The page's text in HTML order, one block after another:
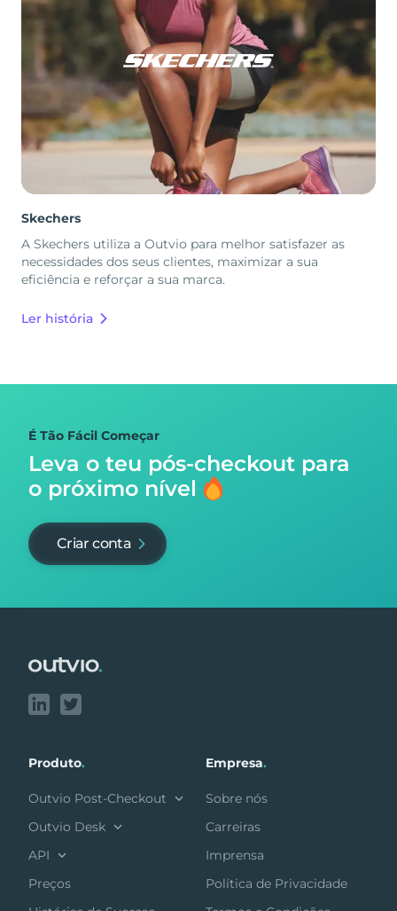
Skechers
A Skechers utiliza a Outvio para melhor satisfazer as
necessidades dos seus clientes, maximizar a sua
eficiência e reforçar a sua marca.
Ler história
É Tão Fácil Começar
Leva o teu pós-checkout para
o próximo nível
Criar conta
Produto.
Outvio Post-Checkout
Outvio Desk
API
Preços
Empresa.
Sobre nós
Carreiras
Imprensa
Política de Privacidade